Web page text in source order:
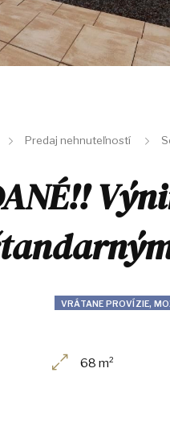
Predaj nehnuteľností
VRÁTANE PROVÍZIE,
68 m²